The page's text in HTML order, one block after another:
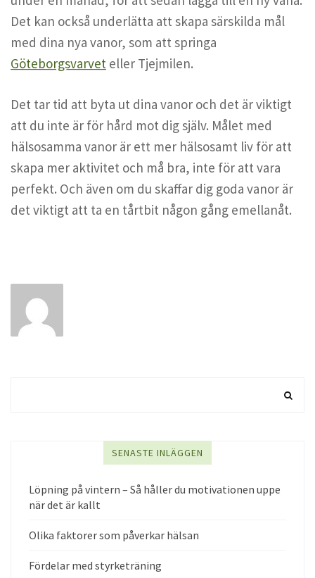
Det kan också underlätta att skapa särskilda mål
med dina nya vanor, som att springa
Göteborgsvarvet eller Tjejmilen.
Det tar tid att byta ut dina vanor och det är viktigt
att du inte är för hård mot dig själv. Målet med
hälsosamma vanor är ett mer hälsosamt liv för att
skapa mer aktivitet och må bra, inte för att vara
perfekt. Och även om du skaffar dig goda vanor är
det viktigt att ta en tårtbit någon gång emellanåt.
SENASTE INLÄGGEN
Löpning på vintern – Så håller du motivationen uppe
när det är kallt
Olika faktorer som påverkar hälsan
Fördelar med styrketräning